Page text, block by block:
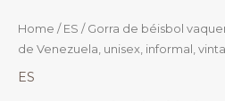
Home / ES / Gorra de béisbol
de Venezuela, unisex, informal,
ES